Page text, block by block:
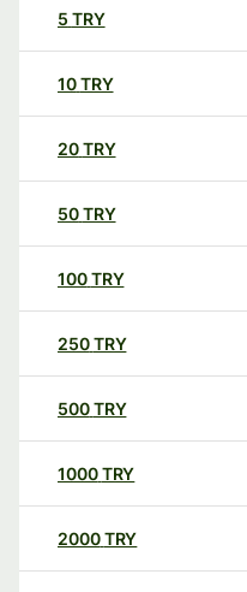
5 TRY
10TRY
20TRY
50TRY
100TRY
250TRY
500TRY
1000TRY
2000TRY